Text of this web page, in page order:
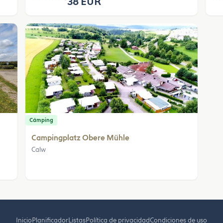
Cámping
Campingplatz Obere Mühle
Calw
Inicio PlanificadorListasPolítica de privacidadCondiciones de uso